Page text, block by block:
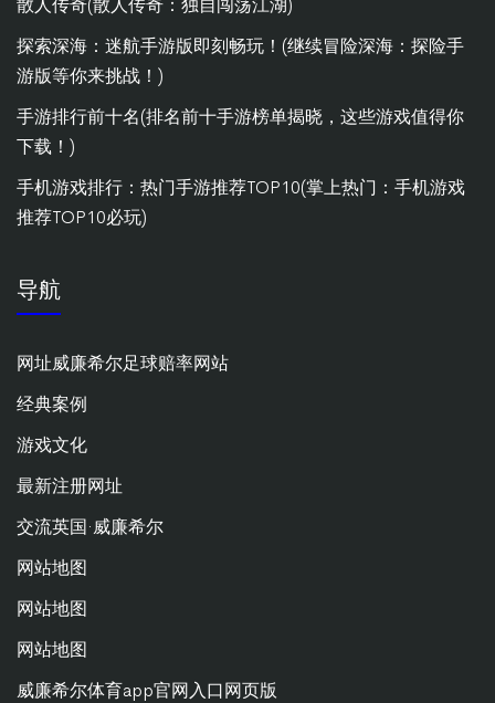
探索深海：迷航手游版即刻畅玩！(继续冒险深海：探险手
游版等你来挑战！)
手游排行前十名(排名前十手游榜单揭晓，这些游戏值得你
下载！)
手机游戏排行：热门手游推荐TOP10(掌上热门：手机游戏
推荐TOP10必玩)
导航
网址威廉希尔足球赔率网站
经典案例
游戏文化
最新注册网址
交流英国·威廉希尔
网站地图
网站地图
网站地图
威廉希尔体育app官网入口网页版